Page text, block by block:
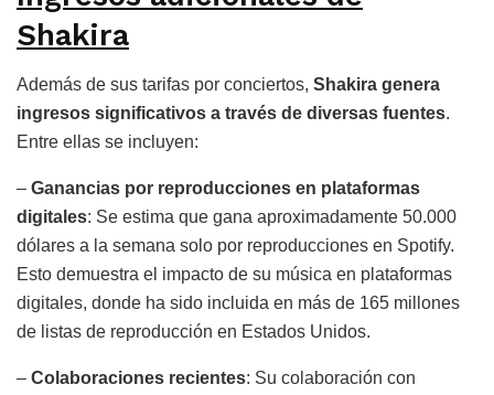
Shakira
Además de sus tarifas por conciertos, Shakira genera
ingresos significativos a través de diversas fuentes.
Entre ellas se incluyen:
– Ganancias por reproducciones en plataformas
digitales: Se estima que gana aproximadamente 50.000
dólares a la semana solo por reproducciones en Spotify.
Esto demuestra el impacto de su música en plataformas
digitales, donde ha sido incluida en más de 165 millones
de listas de reproducción en Estados Unidos.
– Colaboraciones recientes: Su colaboración con